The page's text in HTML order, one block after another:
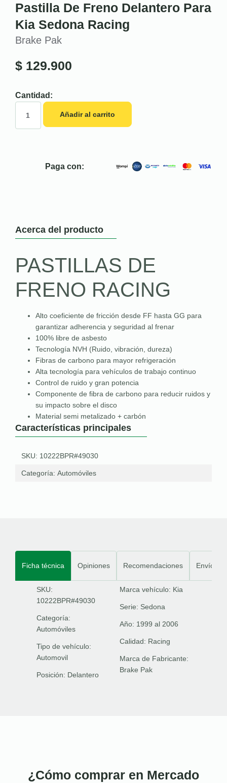
Pastilla De Freno Delantero Para
Kia Sedona Racing
Brake Pak
$ 129.900
Cantidad:
Añadir al carrito
Paga con:
Acerca del producto
PASTILLAS DE
FRENO RACING
Alto coeficiente de fricción desde FF hasta GG para
garantizar adherencia y seguridad al frenar
100% libre de asbesto
Tecnología NVH (Ruido, vibración, dureza)
Fibras de carbono para mayor refrigeración
Alta tecnología para vehículos de trabajo continuo
Control de ruido y gran potencia
Componente de fibra de carbono para reducir ruidos y
su impacto sobre el disco
Material semi metalizado + carbón
Características principales
SKU: 10222BPR#49030
Categoría: Automóviles
Ficha técnica Opiniones Recomendaciones Envíos
SKU:
10222BPR#49030
Categoría:
Automóviles
Tipo de vehículo:
Automovil
Posición: Delantero
Marca vehículo: Kia
Serie: Sedona
Año: 1999 al 2006
Calidad: Racing
Marca de Fabricante:
Brake Pak
¿Cómo comprar en Mercado